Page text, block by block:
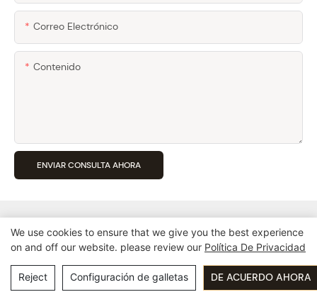
Correo Electrónico
Contenido
ENVIAR CONSULTA AHORA
Política de privacidad 粤ICP备15016565号
We use cookies to ensure that we give you the best experience
on and off our website. please review our Política De Privacidad
Reject Configuración de galletas DE ACUERDO AHORA